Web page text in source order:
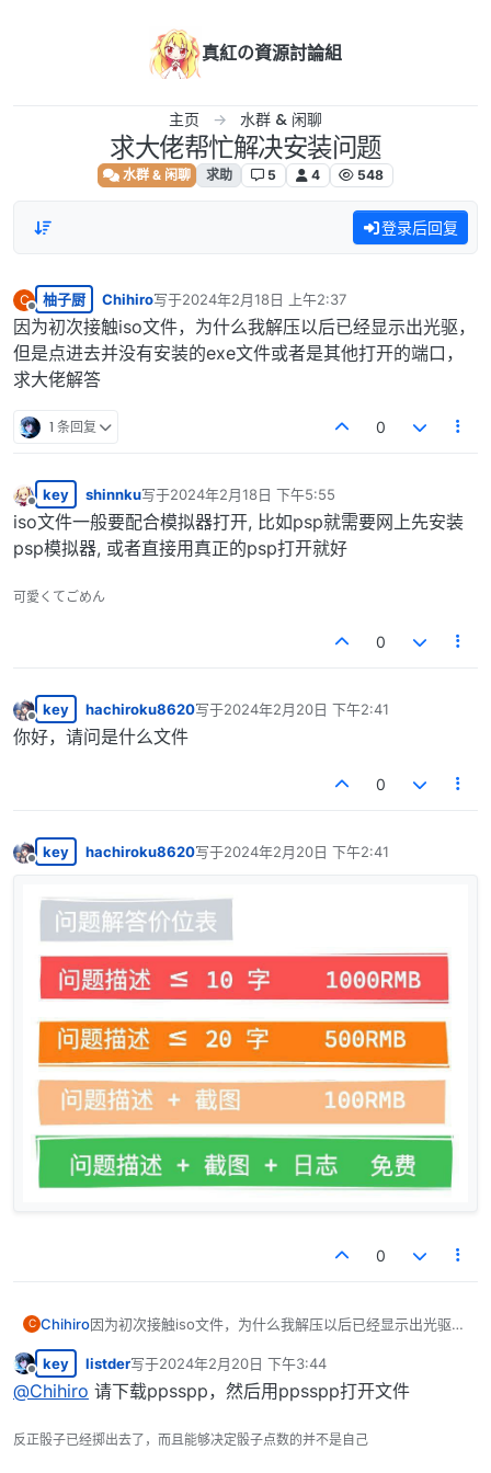
真紅の資源討論組
主页 水群 & 闲聊
求大佬帮忙解决安装问题
水群 & 闲聊 求助 5 4 548
登录后回复
C
离线
柚子厨 Chihiro写于2024年2月18日 上午2:37
最后由 编辑
因为初次接触iso文件，为什么我解压以后已经显示出光驱，
但是点进去并没有安装的exe文件或者是其他打开的端口，
求大佬解答
1 条回复 0
离线
key shinnku写于2024年2月18日 下午5:55
最后由 编辑
iso文件一般要配合模拟器打开, 比如psp就需要网上先安装
psp模拟器, 或者直接用真正的psp打开就好
可愛くてごめん
0
离线
key hachiroku8620写于2024年2月20日 下午2:41
最后由 编辑
你好，请问是什么文件
0
离线
key hachiroku8620写于2024年2月20日 下午2:41
最后由 编辑
0
C Chihiro因为初次接触iso文件，为什么我解压以后已经显示出光驱，
求大佬解答
离线
key listder写于2024年2月20日 下午3:44
最后由 编辑
@Chihiro 请下载ppsspp，然后用ppsspp打开文件
反正骰子已经掷出去了，而且能够决定骰子点数的并不是自己